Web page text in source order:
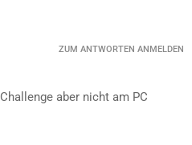
aber nicht am PC
ZUM ANTWORTEN ANMELDEN